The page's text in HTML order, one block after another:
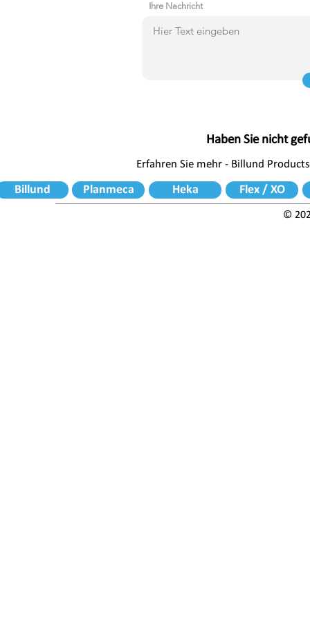
Ihre Nachricht
Haben Sie nicht
Erfahren Sie mehr - Billund
Billund Planmeca Heka Flex / XO
©